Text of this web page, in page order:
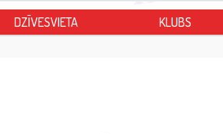
DZĪVESVIETA KLUBS